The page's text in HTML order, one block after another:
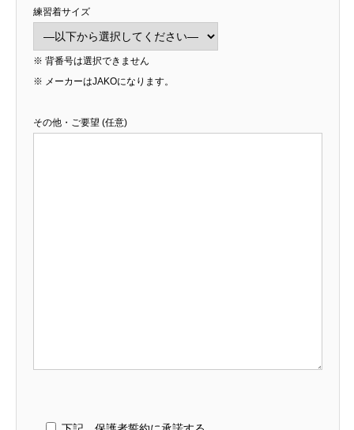
練習着サイズ
※ 背番号は選択できません
※ メーカーはJAKOになります。
その他・ご要望 (任意)